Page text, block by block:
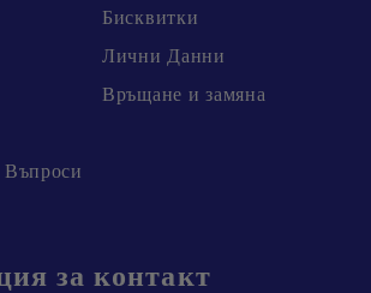
Въпроси
Бисквитки
Лични Данни
Връщане и замяна
за контакт